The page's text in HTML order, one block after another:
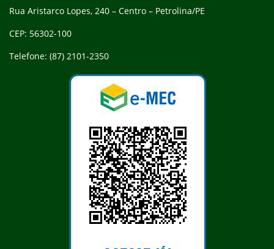
Rua Aristarco Lopes, 240 – Centro – Petrolina/PE
CEP: 56302-100
Telefone: (87) 2101-2350